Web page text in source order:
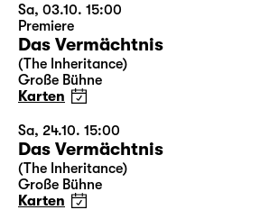
Sa, 03.10. 15:00
Premiere
Das Vermächtnis
(The Inheritance)
Große Bühne
Karten
Sa, 24.10. 15:00
Das Vermächtnis
(The Inheritance)
Große Bühne
Karten